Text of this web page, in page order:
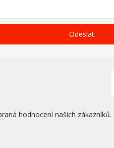
Odeslat
hodnocení našich zákazníků.